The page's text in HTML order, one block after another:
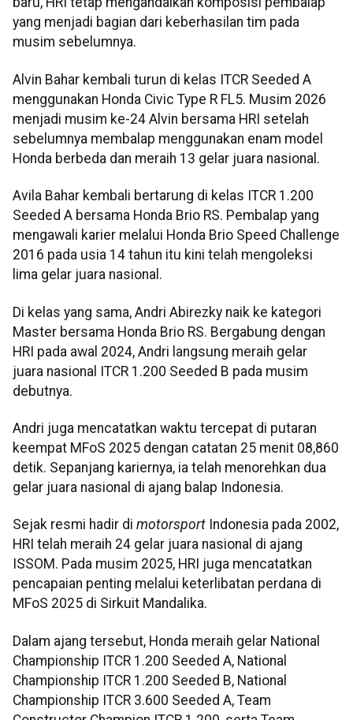
yang menjadi bagian dari keberhasilan tim pada
musim sebelumnya.
Alvin Bahar kembali turun di kelas ITCR Seeded A
menggunakan Honda Civic Type R FL5. Musim 2026
menjadi musim ke-24 Alvin bersama HRI setelah
sebelumnya membalap menggunakan enam model
Honda berbeda dan meraih 13 gelar juara nasional.
Avila Bahar kembali bertarung di kelas ITCR 1.200
Seeded A bersama Honda Brio RS. Pembalap yang
mengawali karier melalui Honda Brio Speed Challenge
2016 pada usia 14 tahun itu kini telah mengoleksi
lima gelar juara nasional.
Di kelas yang sama, Andri Abirezky naik ke kategori
Master bersama Honda Brio RS. Bergabung dengan
HRI pada awal 2024, Andri langsung meraih gelar
juara nasional ITCR 1.200 Seeded B pada musim
debutnya.
Andri juga mencatatkan waktu tercepat di putaran
keempat MFoS 2025 dengan catatan 25 menit 08,860
detik. Sepanjang kariernya, ia telah menorehkan dua
gelar juara nasional di ajang balap Indonesia.
Sejak resmi hadir di motorsport Indonesia pada 2002,
HRI telah meraih 24 gelar juara nasional di ajang
ISSOM. Pada musim 2025, HRI juga mencatatkan
pencapaian penting melalui keterlibatan perdana di
MFoS 2025 di Sirkuit Mandalika.
Dalam ajang tersebut, Honda meraih gelar National
Championship ITCR 1.200 Seeded A, National
Championship ITCR 1.200 Seeded B, National
Championship ITCR 3.600 Seeded A, Team